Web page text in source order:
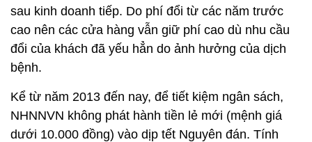
sau kinh doanh tiếp. Do phí đổi từ các năm trước
cao nên các cửa hàng vẫn giữ phí cao dù nhu cầu
đổi của khách đã yếu hẳn do ảnh hưởng của dịch
bệnh.
Kể từ năm 2013 đến nay, để tiết kiệm ngân sách,
NHNNVN không phát hành tiền lẻ mới (mệnh giá
dưới 10.000 đồng) vào dịp tết Nguyên đán. Tính